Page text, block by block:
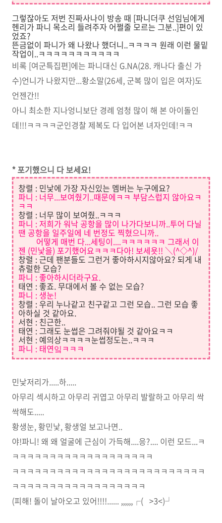
그렇잖아도 저번 진짜사나이 방송 때 [파니더쿠 선임님에게
헨리가 파니 목소리 들려주자 어쩔줄 모르는 그분..]편이 있
었죠?
뜬금없이 파니가 왜 나왔나 했더니..ㅋㅋㅋㅋ 원래 이런 물밑
작업이..ㅋㅋㅋㅋㅋㅋㅋㅋㅋㅋㅋ
비록 [여군특집편]에는 파니대신 G.NA(28. 캐나다 출신 가
수)언니가 나왔지만...황소말(26세, 군복 많이 입은 여자)도
언젠간!!
아니 최소한 지나엉니보단 경례 엄청 많이 해 본 아이돌인
데!!!ㅋㅋㅋㅋ군인경찰 제복도 다 입어본 녀자인데!ㅋㅋ
* 포기했으니 다 보세요!
창렬 : 민낯에 가장 자신있는 멤버는 누구에요?
파니 : 너무...보여줬기..때문에ㅋㅋ 부담스럽지 않아요ㅋ
ㅋㅋ
창렬 : 너무 많이 보여줬..ㅋㅋㅋ
파니 : 저희가 워낙 공항을 많이 나가다보니까..투어 다닐
땐 공항을 일주일에 네 번정도 찍혔으니까..
어떻게 매번 다...세팅이....ㅋㅋㅋㅋㅋㅋ 그래서 이
젠 (민낯을) 포기했어요ㅋㅋㅋ다아! 보세욧!! ＼(^◇^)/
창렬 : 근데 팬분들도 그런거 좋아하시지않아요? 되게 내
츄럴한 모습?
파니 : 좋아하시더라구요.
태연 : 좋죠. 무대에서 볼 수 없는 모습?
파니 : 생눈!
창렬 : 우리 누나같고 친구같고 그런 모습.. 그런 모습 좋
아하실 것 같아요.
서현 : 친근한..
태연 : 그래도 눈썹은 그려줘야될 것 같아요ㅋㅋ
서현 : 예의상ㅋㅋㅋㅋ눈썹정도는..ㅋㅋㅋ
파니 : 태연잌ㅋㅋㅋ
민낯저리가.....하.....
아무리 섹시하고 아무리 귀엽고 아무리 발랄하고 아무리 싹
싹해도.....
황생눈, 황민낯, 황생얼 보고나면..
야!파니! 왜 왜 얼굴에 근심이 가득해....응?.... 이런 모드...ㅋ
ㅋㅋㅋㅋㅋㅋㅋㅋㅋㅋㅋㅋㅋㅋㅋㅋㅋㅋㅋ
ㅋㅋㅋㅋㅋㅋㅋㅋㅋㅋㅋㅋㅋㅋㅋㅋㅋㅋㅋㅋㅋㅋㅋㅋㅋㅋ
ㅋㅋㅋㅋㅋㅋㅋㅋㅋㅋㅋㅋㅋㅋㅋㅋㅋㅋ
(피해! 돌이 날아오고 있어!!!!...... ,,,,,,┌( >3<)┘